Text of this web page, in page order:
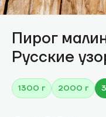
Пирог
Русские
1300 г 2000 г